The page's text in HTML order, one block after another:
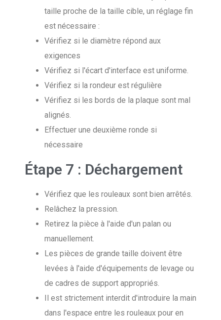
taille proche de la taille cible, un réglage fin
est nécessaire :
Vérifiez si le diamètre répond aux
exigences
Vérifiez si l'écart d'interface est uniforme.
Vérifiez si la rondeur est régulière
Vérifiez si les bords de la plaque sont mal
alignés.
Effectuer une deuxième ronde si
nécessaire
Étape 7 : Déchargement
Vérifiez que les rouleaux sont bien arrêtés.
Relâchez la pression.
Retirez la pièce à l'aide d'un palan ou
manuellement.
Les pièces de grande taille doivent être
levées à l'aide d'équipements de levage ou
de cadres de support appropriés.
Il est strictement interdit d'introduire la main
dans l'espace entre les rouleaux pour en